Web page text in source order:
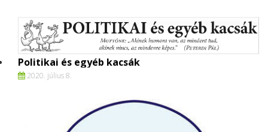
Politikai és egyéb kacsák
2020. július 8.